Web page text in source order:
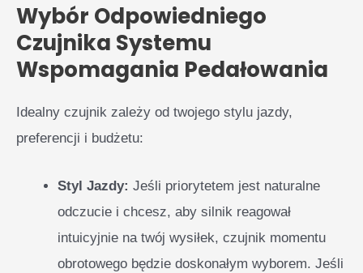
Wybór Odpowiedniego
Czujnika Systemu
Wspomagania Pedałowania
Idealny czujnik zależy od twojego stylu jazdy,
preferencji i budżetu:
Styl Jazdy: Jeśli priorytetem jest naturalne
odczucie i chcesz, aby silnik reagował
intuicyjnie na twój wysiłek, czujnik momentu
obrotowego będzie doskonałym wyborem. Jeśli